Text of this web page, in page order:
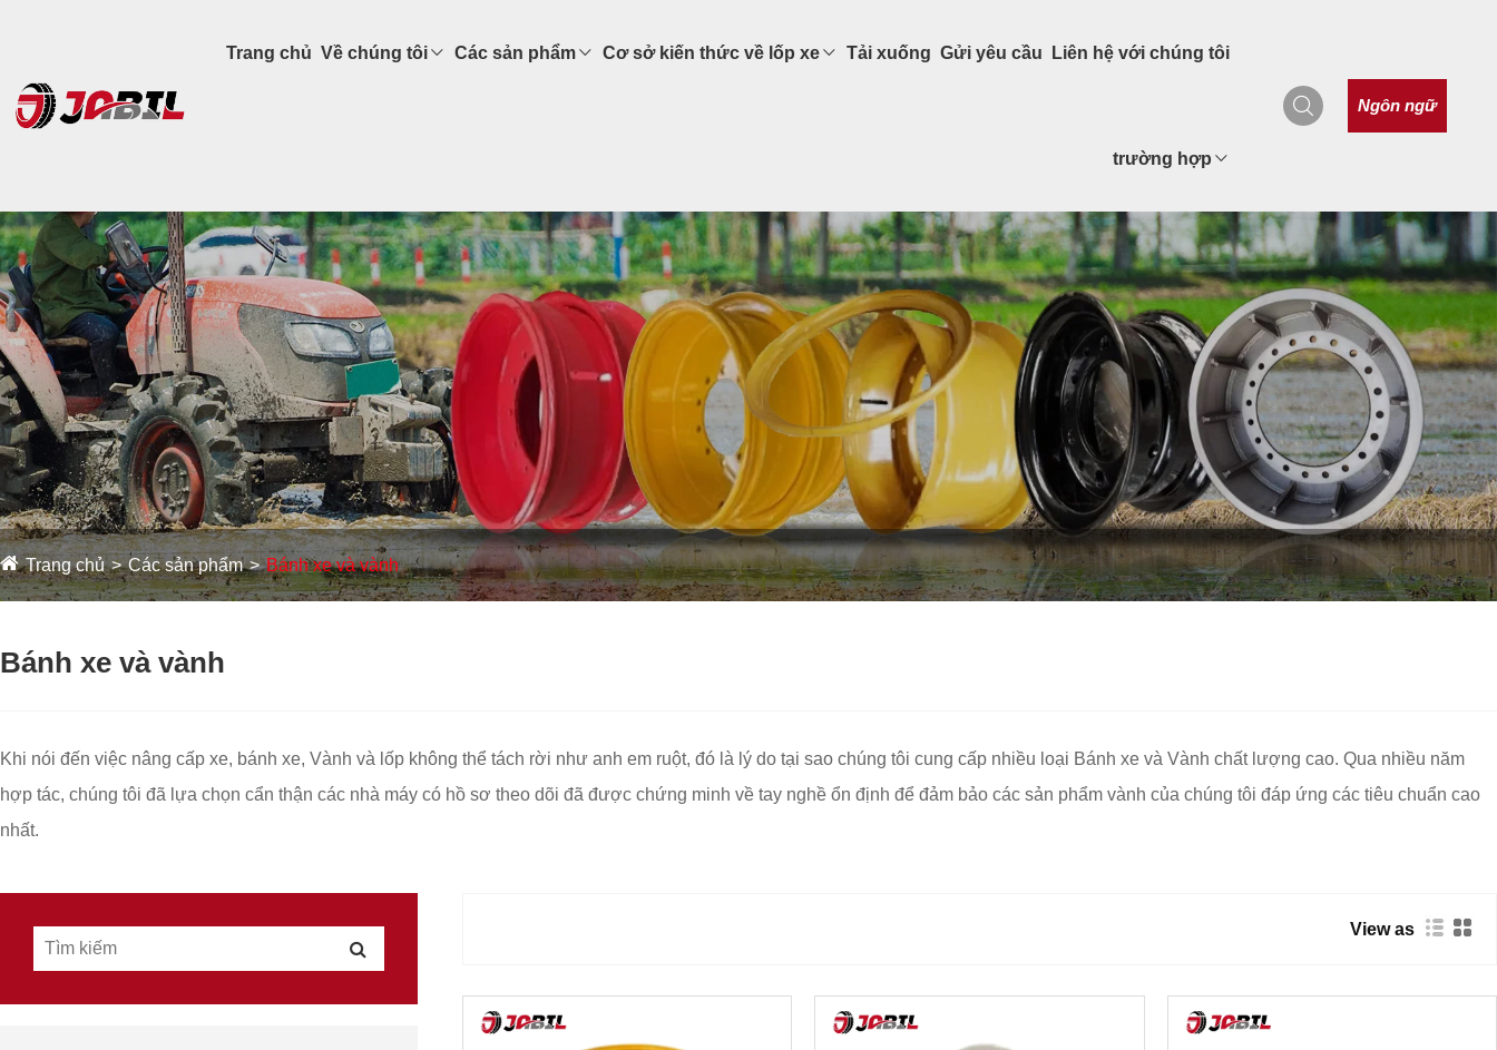
Trang chủ Về chúng tôi Các sản phẩm Cơ sở kiến ​​thức về lốp xe Tải xuống Gửi yêu cầu Liên hệ với chúng tôi
trường hợp
Ngôn ngữ
Trang chủ Các sản phẩm Bánh xe và vành
Bánh xe và vành
Khi nói đến việc nâng cấp xe, bánh xe, Vành và lốp không thể tách rời như anh em ruột, đó là lý do tại sao chúng tôi cung cấp nhiều loại Bánh xe và Vành chất lượng cao. Qua nhiều năm
hợp tác, chúng tôi đã lựa chọn cẩn thận các nhà máy có hồ sơ theo dõi đã được chứng minh về tay nghề ổn định để đảm bảo các sản phẩm vành của chúng tôi đáp ứng các tiêu chuẩn cao
nhất.
View as